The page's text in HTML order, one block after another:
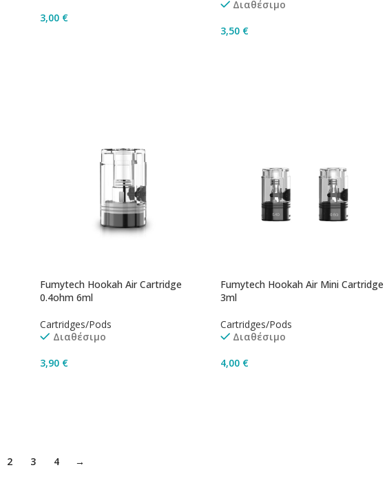
3,00 €
Διαθέσιμο
3,50 €
Fumytech Hookah Air Cartridge
0.4ohm 6ml
Cartridges/Pods
Διαθέσιμο
3,90 €
Fumytech Hookah Air Mini Cartridge
3ml
Cartridges/Pods
Διαθέσιμο
4,00 €
2 3 4 →